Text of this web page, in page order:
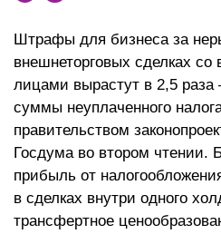
Штрафы для бизнеса за
внешнеторговых сделках
лицами вырастут в 2,5
суммы неуплаченного
правительством
Госдума во втором чтении.
прибыль от
в сделках внутри одного
трансфертное